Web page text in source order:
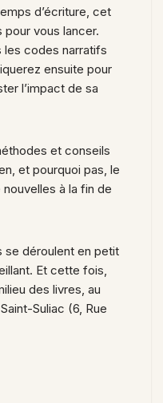
d’écriture, cet
vous lancer.
les codes narratifs
ensuite pour
l’impact de sa
et conseils
et pourquoi pas, le
à la fin de
se déroulent en petit
Et cette fois,
des livres, au
Suliac (6, Rue